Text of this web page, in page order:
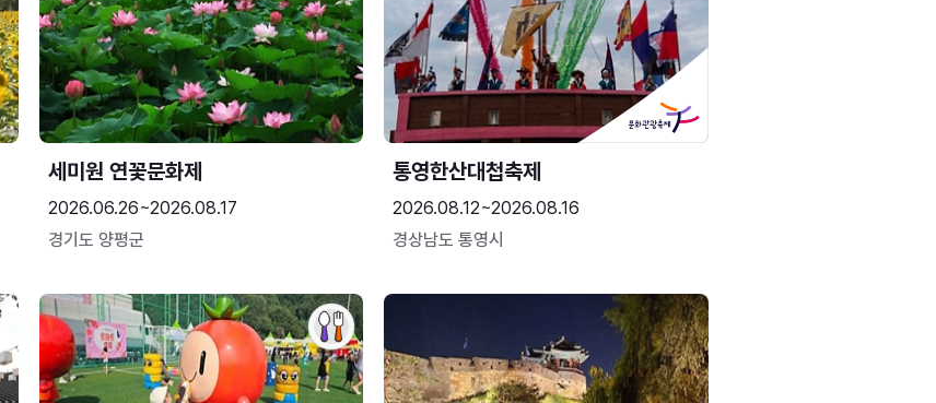
세미원 연꽃문화제
2026.06.26~2026.08.17
경기도 양평군
통영한산대첩축제
2026.08.12~2026.08.16
경상남도 통영시